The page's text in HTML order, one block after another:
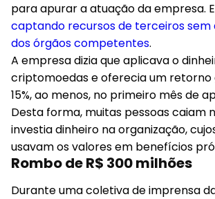
para apurar a atuação da empresa.
captando recursos de terceiros sem
dos órgãos competentes.
A empresa dizia que aplicava o
criptomoedas e oferecia um retorno
15%, ao menos, no primeiro mês de
Desta forma, muitas pessoas caiam
investia dinheiro na organização,
usavam os valores em benefícios
Rombo de R$ 300 milhões
Durante uma coletiva de imprensa